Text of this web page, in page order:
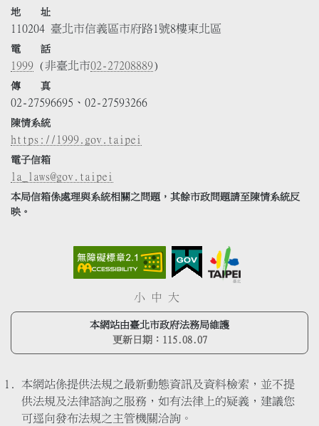
地 址
110204 臺北市信義區市府路1號8樓東北區
電 話
1999 (非臺北市02-27208889)
傳 真
02-27596695、02-27593266
陳情系統
https://1999.gov.taipei
電子信箱
la_laws@gov.taipei
本局信箱係處理與系統相關之問題，其餘市政問題請至陳情系統反
映。
小 中 大
本網站由臺北市政府法務局維護
更新日期： 115.08.07
本網站係提供法規之最新動態資訊及資料檢索，並不提
供法規及法律諮詢之服務，如有法律上的疑義，建議您
可逕向發布法規之主管機關洽詢。